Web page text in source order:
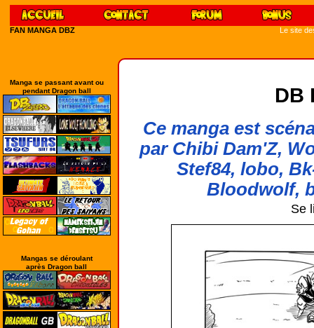
FAN MANGA DBZ Le site
Manga se passant avant ou
pendant Dragon ball
Mangas se déroulant
après Dragon ball
DB
Ce manga est
par Chibi Dam'Z,
Stef84, lobo,
Bloodwolf,
Se